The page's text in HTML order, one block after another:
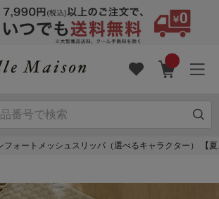
ォートメッシュスリッパ（選べるキャラクター） 【